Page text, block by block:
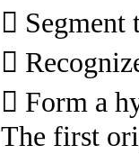
 Segment

 Form a
The first